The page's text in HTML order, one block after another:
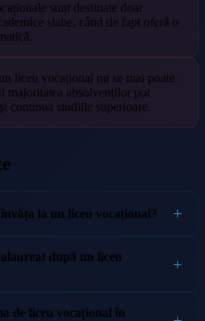
sunt destinate doar
slabe, când de fapt oferă o
liceu vocațional nu se mai poate
majoritatea absolvenților pot
continua studiile superioare.
la un liceu vocațional?
după un liceu
de liceu vocațional în